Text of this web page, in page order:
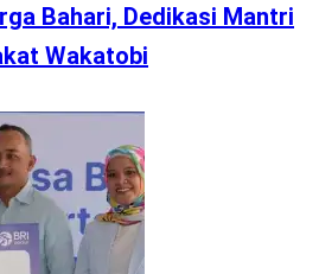
Bahari, Dedikasi Mantri
Wakatobi